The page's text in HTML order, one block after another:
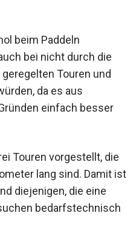
beim Paddeln
bei nicht durch die
Touren und
da es aus
einfach besser
Touren vorgestellt, die
lang sind. Damit ist
diejenigen, die eine
bedarfstechnisch